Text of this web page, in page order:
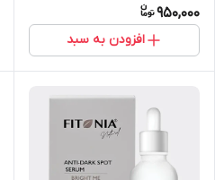
950,000
افزودن به سبد